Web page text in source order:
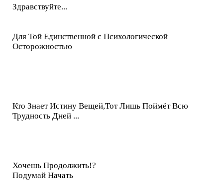
Здравствуйте...
Для Той Единственной с Психологической
Осторожностью
Кто Знает Истину Вещей,Тот Лишь Поймёт Всю
Трудность Дней ...
Хочешь Продолжить!?
Подумай Начать